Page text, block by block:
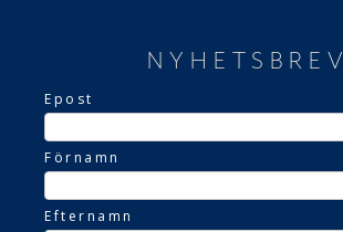
NYHETSBREV
Epost
Förnamn
Efternamn